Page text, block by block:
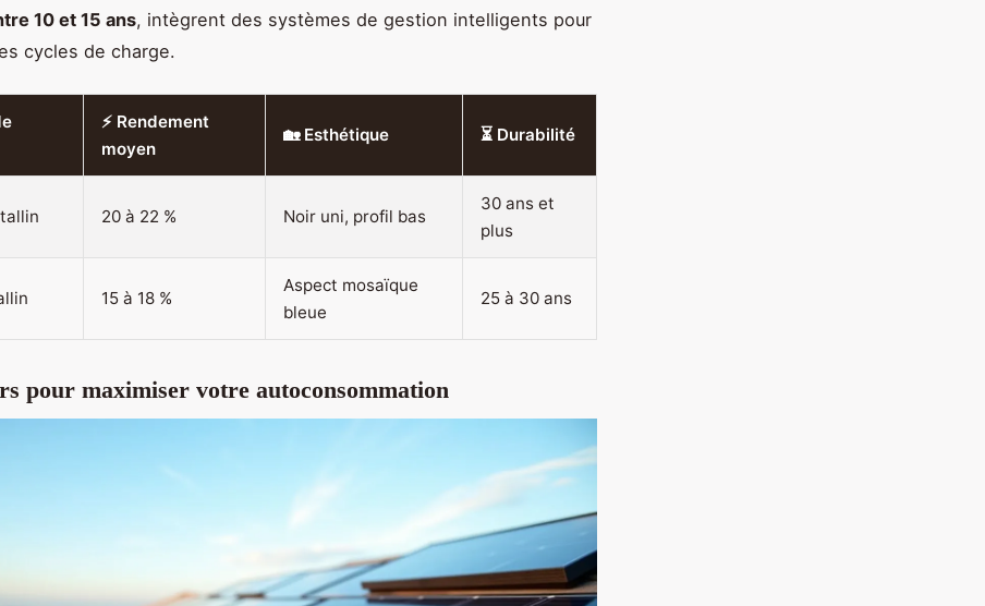
10 et 15 ans, intègrent des systèmes de gestion intelligents pour
cycles de charge.
⚡ Rendement
moyen
🏡 Esthétique ⏳ Durabilité
20 à 22 % Noir uni, profil bas
30 ans et
plus
15 à 18 %
Aspect mosaïque
bleue
25 à 30 ans
pour maximiser votre autoconsommation